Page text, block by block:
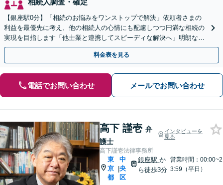
【銀座駅0分】「相続のお悩みをワンストップで解決」依頼者さまの
利益を最優先に考え、他の相続人の心情にも配慮しつつ円満な相続の
実現を目指します「他士業と連携してスピーディな解決へ」明朗な料
金体系／弁護士費用に関する疑問点はお気軽にご相談を
料金表を見る
電話でお問い合わせ メールでお問い合わせ
高下 謹壱 弁
護士
インタビューを
見る
高下謹壱法律事務所
東
京
都
|
中
央
区
銀座駅 か
ら徒歩3分
営業時間：00:00~2
3:59（平日）